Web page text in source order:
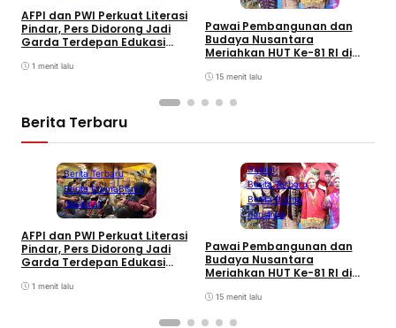
AFPI dan PWI Perkuat Literasi
Pindar, Pers Didorong Jadi
Garda Terdepan Edukasi
1 menit lalu
Pawai Pembangunan dan
Budaya Nusantara
Meriahkan HUT Ke-81 RI di
15 menit lalu
Berita Terbaru
Berita Terbaru
Berita UtamaBisnis
Nasional
AFPI dan PWI Perkuat Literasi
Pindar, Pers Didorong Jadi
Garda Terdepan Edukasi
1 menit lalu
Batam
Berita Terbaru
Berita Utama
Peristiwa
Pawai Pembangunan dan
Budaya Nusantara
Meriahkan HUT Ke-81 RI di
15 menit lalu